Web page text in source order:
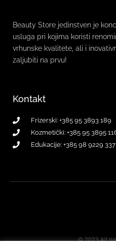
Beauty Store jedinstven je
usluga pri kojima koristi
vrhunske kvalitete, ali i
zaljubiti na prvu!
Kontakt
Frizerski: +385 95 3893 189
Kozmetički: +385 95 3895
Edukacije: +385 98 9229 337
© 2023 All